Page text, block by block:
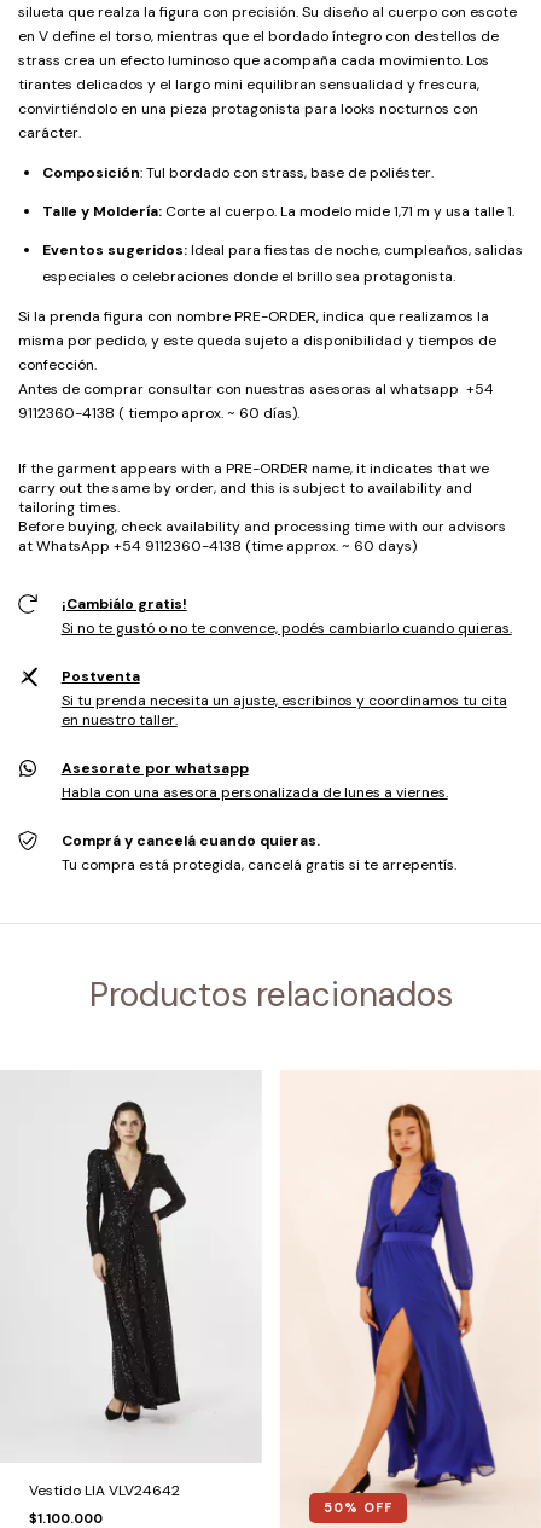
silueta que realza la figura con precisión. Su diseño al cuerpo con escote
en V define el torso, mientras que el bordado íntegro con destellos de
strass crea un efecto luminoso que acompaña cada movimiento. Los
tirantes delicados y el largo mini equilibran sensualidad y frescura,
convirtiéndolo en una pieza protagonista para looks nocturnos con
carácter.
Composición:Tul bordado con strass, base de poliéster.
Talle y Moldería: Corte al cuerpo. La modelo mide 1,71 m y usa talle 1.
Eventos sugeridos:Ideal para fiestas de noche, cumpleaños, salidas
especiales o celebraciones donde el brillo sea protagonista.
Si la prenda figura con nombre PRE-ORDER, indica que realizamos la
misma por pedido, y este queda sujeto a disponibilidad y tiempos de
confección.
Antes de comprar consultar con nuestras asesoras al whatsapp +54
9112360-4138 ( tiempo aprox. ~ 60 días).
If the garment appears with a PRE-ORDER name, it indicates that we
carry out the same by order, and this is subject to availability and
tailoring times.
Before buying, check availability and processing time with our advisors
at WhatsApp +54 9112360-4138 (time approx. ~ 60 days)
¡Cambiálo gratis!
Si no te gustó o no te convence, podés cambiarlo cuando quieras.
Postventa
Si tu prenda necesita un ajuste, escribinos y coordinamos tu cita
en nuestro taller.
Asesorate por whatsapp
Habla con una asesora personalizada de lunes a viernes.
Comprá y cancelá cuando quieras.
Tu compra está protegida, cancelá gratis si te arrepentís.
Productos relacionados
Vestido LIA VLV24642
$1.100.000
50% OFF